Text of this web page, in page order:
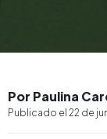
Por Paulina
Publicado el 22 de